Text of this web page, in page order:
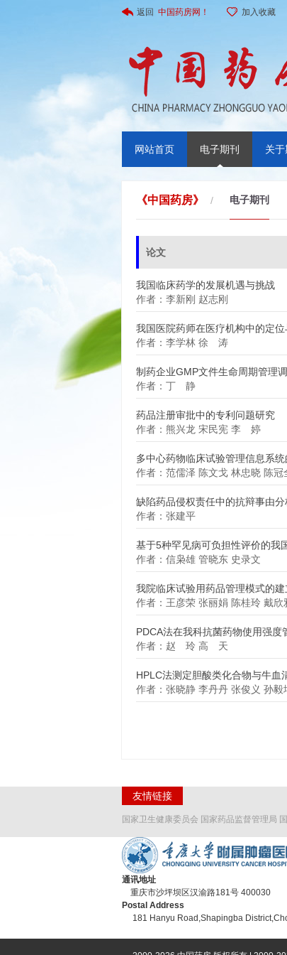
返回 中国药房网！ 加入收藏
网站首页 电子期刊 关于
《中国药房》 / 电子期刊
论文
我国临床药学的发展机遇与挑战
作者：李新刚 赵志刚
我国医院药师在医疗机构中的定位
作者：李学林 徐 涛
制药企业GMP文件生命周期管理
作者：丁 静
药品注册审批中的专利问题研究
作者：熊兴龙 宋民宪 李 婷
多中心药物临床试验管理信息系
作者：范儒泽 陈文戈 林忠晓 陈冠
缺陷药品侵权责任中的抗辩事由
作者：张建平
基于5种罕见病可负担性评价的我
作者：信枭雄 管晓东 史录文
我院临床试验用药品管理模式的建
作者：王彦荣 张丽娟 陈桂玲 戴欣
PDCA法在我科抗菌药物使用强度
作者：赵 玲 高 天
HPLC法测定胆酸类化合物与牛血
作者：张晓静 李丹丹 张俊义 孙毅
友情链接
国家卫生健康委员会 国家药品监督管理局
通讯地址
重庆市沙坪坝区汉渝路181号 400030
Postal Address
181 Hanyu Road,Shapingba